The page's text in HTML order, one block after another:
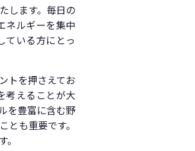
します。毎日の
ネルギーを集中
ている方にとっ
トを押さえてお
考えることが大
を豊富に含む野
も重要です。